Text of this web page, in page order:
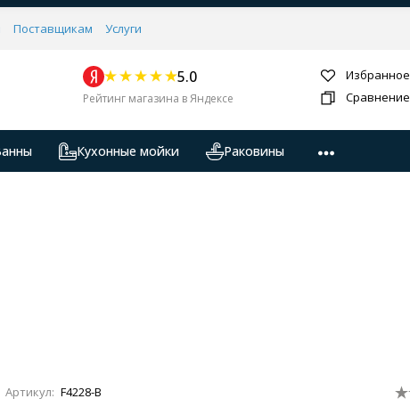
Поставщикам Услуги
5.0
Рейтинг магазина в Яндексе
Избранное
Сравнение
Кухонные мойки Раковины
Артикул: F4228-B